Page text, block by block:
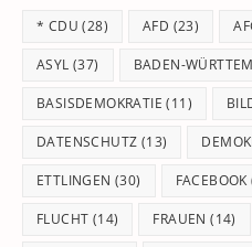
* CDU (28) AFD (23)
ASYL (37) BADEN-
BASISDEMOKRATIE (11)
DATENSCHUTZ (13)
ETTLINGEN (30) FACEBOOK
FLUCHT (14) FRAUEN (14)